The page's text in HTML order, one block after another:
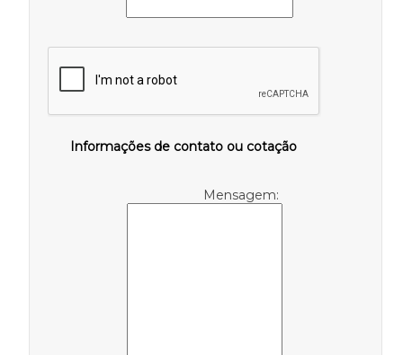
Informações de contato ou cotação
Mensagem: